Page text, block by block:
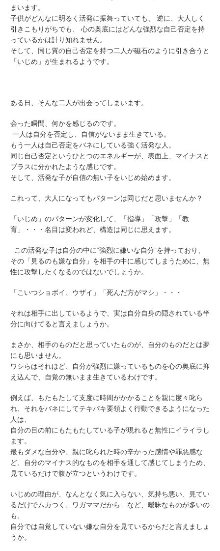
まいます。
子供がどんなに明るく活発に振舞っていても、 逆に、大人しく
引きこもりがちでも、 心の奥底にはどんな強烈な自己否定を持
っているかは計り知れません。
そして、同じ質の自己否定を持つ二人が磁石のように引き合うと
「いじめ」が生まれるようです。
ある日、そんな二人が出会ってしまいます。
会った瞬間、何かを感じるのです。
一人は自分を否定し、自信がないまま生きている。
もう一人は自己否定をバネにしている強く活発な人。
同じ自己否定というひとつのエネルギーが、表面上、マイナスと
プラスに分かれたような感じです。
そして、活発な子が自信の無い子をいじめ始めます。
これって、大人になってもパターンは同じだと思いませんか？
「いじめ」のパターンが変化して、「指導」「攻撃」「教
育」・・・名目は変われど、構造は同じに思えます。
この活発な子は自分の中に“強烈に嫌いな自分”を持っており、
その「見るのも嫌な自分」を相手の中に感じてしまうために、無
性に攻撃したくなるのではないでしょうか。
「こいつショボイ、ウザイ」「死んだ方がマシ」・・・
それは相手に出しているようで、実は自分自身の隠されている半
分に向けてると言えましょうか。
まさか、相手のものだと思っていたものが、自分のものだとは夢
にも思いません。
ワシらはそれほど、自分が強烈に嫌っているものを心の奥底に抑
え込んで、自覚の無いまま生きているわけです。
例えば、もたもたして支度に時間がかかることを親に度々叱ら
れ、それをバネにしてテキパキ要領よく行動できるようになった
人は、
自分の目の前にもたもたしている子が現れると無性にイライラし
ます。
最もダメな自分や、親に叱られた時の辛かった感情や罪悪感な
ど、自分のマイナス的なものを相手を通して感じてしまうため、
見ているだけで腹が立つというわけです。
いじめの理由が、なんとなく気に入らない、気持ち悪い、見てい
るだけでムカつく、ワガママだから…など、曖昧なものが多いの
も、
自分では自覚していない嫌な自分を見ているからだと言えましょ
うか。